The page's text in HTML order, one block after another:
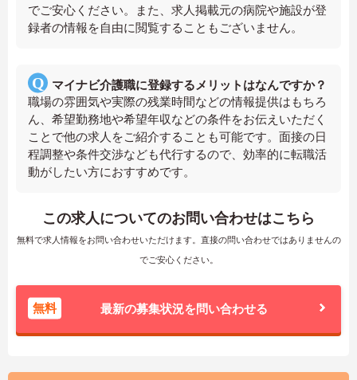
でご安心ください。また、求人掲載元の病院や施設が登
録者の情報を自由に閲覧することもございません。
マイナビ介護職に登録するメリットはなんですか？
職場の雰囲気や実際の残業時間などの情報提供はもちろ
ん、希望勤務地や希望年収などの条件をお伝えいただく
ことで他の求人をご紹介することも可能です。面接の日
程調整や条件交渉なども代行するので、効率的に転職活
動がしたい方におすすめです。
この求人についてのお問い合わせはこちら
無料で求人情報をお問い合わせいただけます。直接の問い合わせではありませんの
でご安心ください。
無料 最新の募集状況を問い合わせる